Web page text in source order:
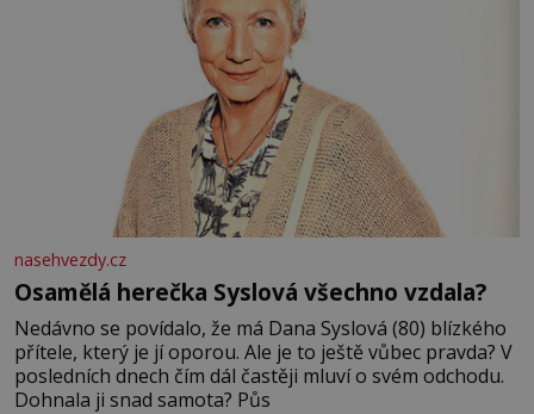
nasehvezdy.cz
Osamělá herečka Syslová všechno vzdala?
Nedávno se povídalo, že má Dana Syslová (80) blízkého
přítele, který je jí oporou. Ale je to ještě vůbec pravda? V
posledních dnech čím dál častěji mluví o svém odchodu.
Dohnala ji snad samota? Půs